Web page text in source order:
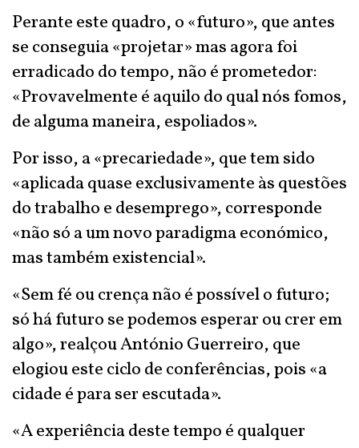
Perante este quadro, o «futuro», que antes
se conseguia «projetar» mas agora foi
erradicado do tempo, não é prometedor:
«Provavelmente é aquilo do qual nós fomos,
de alguma maneira, espoliados».
Por isso, a «precariedade», que tem sido
«aplicada quase exclusivamente às questões
do trabalho e desemprego», corresponde
«não só a um novo paradigma económico,
mas também existencial».
«Sem fé ou crença não é possível o futuro;
só há futuro se podemos esperar ou crer em
algo», realçou António Guerreiro, que
elogiou este ciclo de conferências, pois «a
cidade é para ser escutada».
«A experiência deste tempo é qualquer